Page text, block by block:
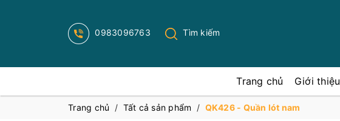
0983096763 Tìm kiếm
Trang chủ Giới thiệu
Trang chủ / Tất cả sản phẩm / QK426 - Quần lót nam